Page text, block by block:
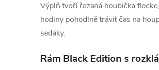
Výplň tvoří řezaná houbička
hodiny pohodlně trávit čas na
sedáky.
Rám Black Edition s